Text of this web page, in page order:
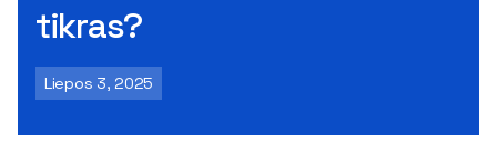
tikras?
Liepos 3, 2025